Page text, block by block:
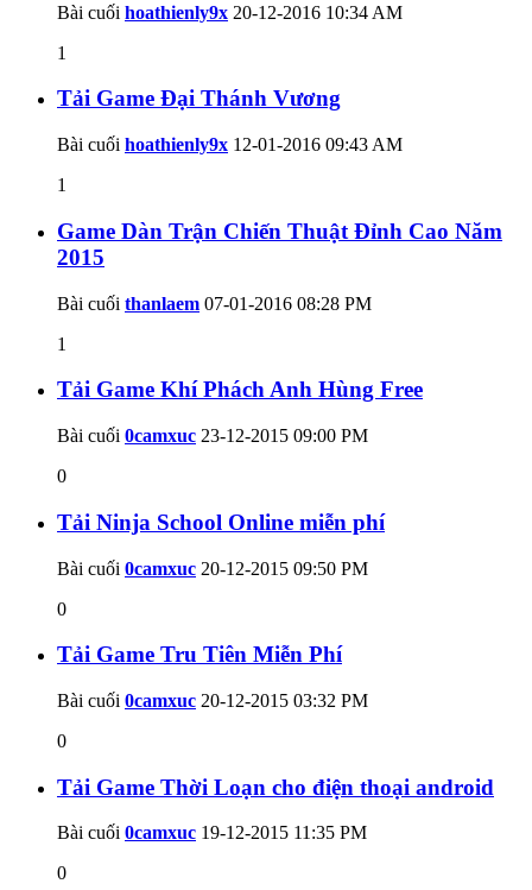
Bài cuối hoathienly9x 20-12-2016 10:34 AM
1
Tải Game Đại Thánh Vương
Bài cuối hoathienly9x 12-01-2016 09:43 AM
1
Game Dàn Trận Chiến Thuật Đỉnh Cao Năm
2015
Bài cuối thanlaem 07-01-2016 08:28 PM
1
Tải Game Khí Phách Anh Hùng Free
Bài cuối 0camxuc 23-12-2015 09:00 PM
0
Tải Ninja School Online miễn phí
Bài cuối 0camxuc 20-12-2015 09:50 PM
0
Tải Game Tru Tiên Miễn Phí
Bài cuối 0camxuc 20-12-2015 03:32 PM
0
Tải Game Thời Loạn cho điện thoại android
Bài cuối 0camxuc 19-12-2015 11:35 PM
0